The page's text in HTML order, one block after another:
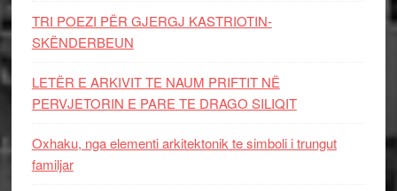
TRI POEZI PËR GJERGJ KASTRIOTIN-
SKËNDERBEUN
LETËR E ARKIVIT TE NAUM PRIFTIT NË
PERVJETORIN E PARE TE DRAGO SILIQIT
Oxhaku, nga elementi arkitektonik te simboli i trungut
familjar